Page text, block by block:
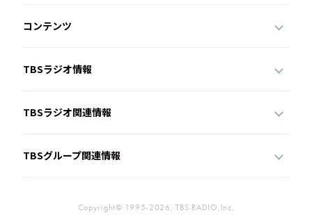
コンテンツ
TBSラジオ情報
TBSラジオ関連情報
TBSグループ関連情報
Copyright© 1995-2026, TBS RADIO,Inc.